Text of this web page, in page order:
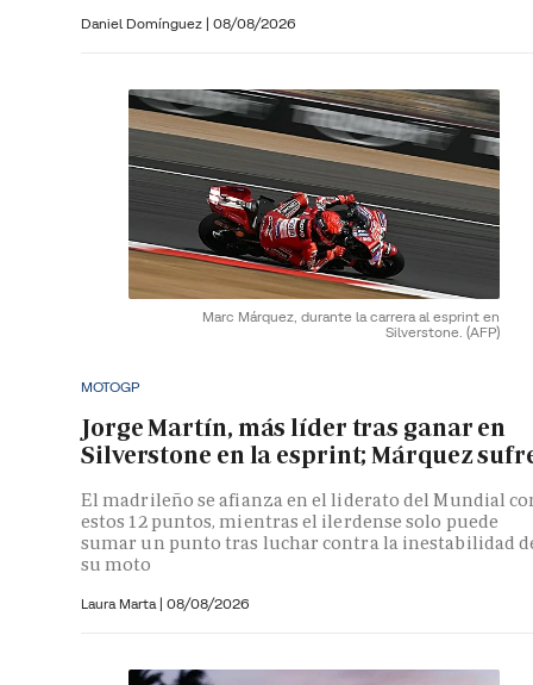
Daniel Domínguez | 08/08/2026
Marc Márquez, durante la carrera al esprint en
Silverstone. (AFP)
MOTOGP
Jorge Martín, más líder tras ganar en
Silverstone en la esprint; Márquez
El madrileño se afianza en el liderato del Mundial
estos 12 puntos, mientras el ilerdense solo puede
sumar un punto tras luchar contra la inestabilidad
su moto
Laura Marta | 08/08/2026